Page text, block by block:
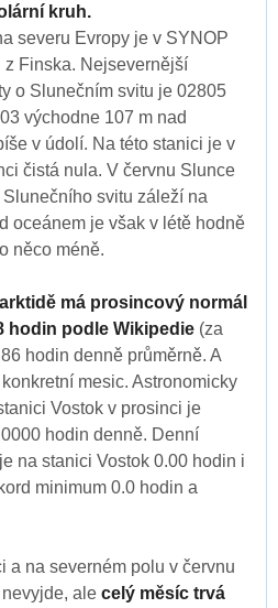
kruh.
severu Evropy je v SYNOP
Finska. Nejsevernější
o Slunečním svitu je 02805
východne 107 m nad
v údolí. Na této stanici je v
čistá nula. V červnu Slunce
svitu záleží na
oceánem je však v létě hodně
něco méně.
má prosincový normál
hodin podle Wikipedie (za
hodin denně průměrně. A
mesic. Astronomicky
Vostok v prosinci je
hodin denně. Denní
na stanici Vostok 0.00 hodin i
minimum 0.0 hodin a
a na severném polu v červnu
ale celý měsíc trvá